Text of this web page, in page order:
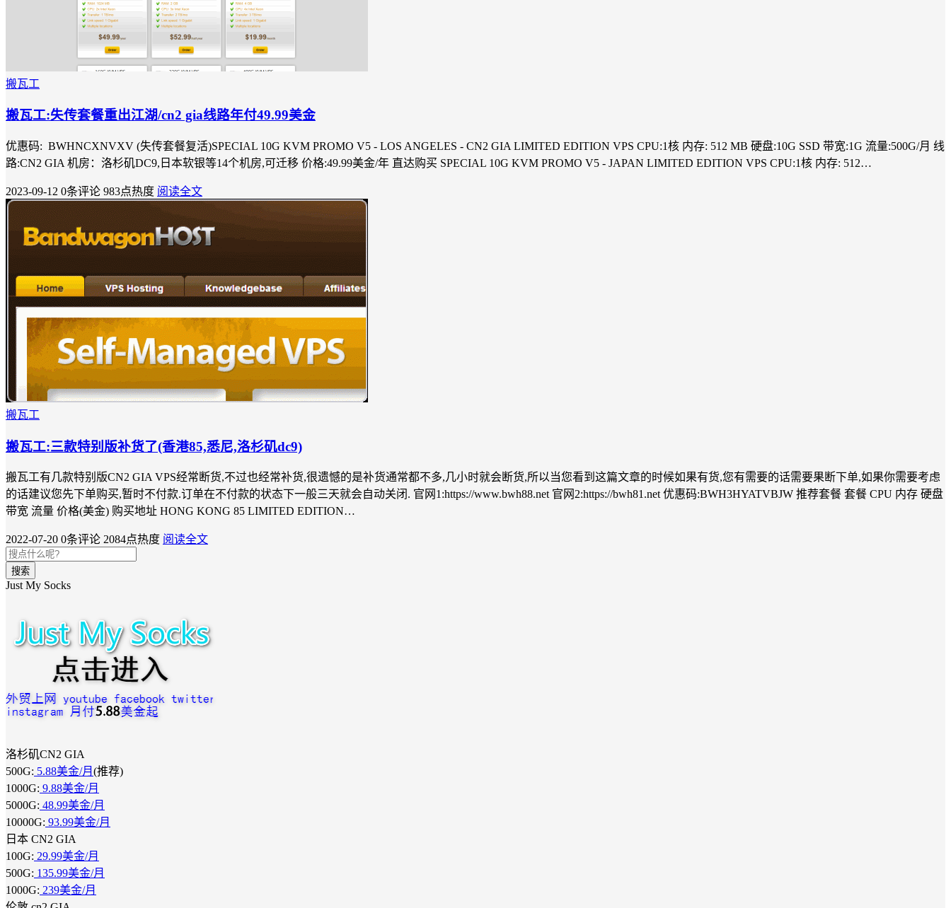
搬瓦工
搬瓦工:失传套餐重出江湖/cn2 gia线路年付49.99美金
优惠码: BWHNCXNVXV (失传套餐复活)SPECIAL 10G KVM PROMO V5 - LOS ANGELES - CN2 GIA LIMITED EDITION VPS CPU:1核 内存: 512 MB 硬盘:10G SSD 带宽:1G 流量:500G/月 线
路:CN2 GIA 机房：洛杉矶DC9,日本软银等14个机房,可迁移 价格:49.99美金/年 直达购买 SPECIAL 10G KVM PROMO V5 - JAPAN LIMITED EDITION VPS CPU:1核 内存: 512…
2023-09-12 0条评论 983点热度 阅读全文
搬瓦工
搬瓦工:三款特别版补货了(香港85,悉尼,洛杉矶dc9)
搬瓦工有几款特别版CN2 GIA VPS经常断货,不过也经常补货,很遗憾的是补货通常都不多,几小时就会断货,所以当您看到这篇文章的时候如果有货,您有需要的话需要果断下单,如果你需要考虑
的话建议您先下单购买,暂时不付款.订单在不付款的状态下一般三天就会自动关闭. 官网1:https://www.bwh88.net 官网2:https://bwh81.net 优惠码:BWH3HYATVBJW 推荐套餐 套餐 CPU 内存 硬盘
带宽 流量 价格(美金) 购买地址 HONG KONG 85 LIMITED EDITION…
2022-07-20 0条评论 2084点热度 阅读全文
搜索
Just My Socks
洛杉矶CN2 GIA
500G: 5.88美金/月 (推荐)
1000G: 9.88美金/月
5000G: 48.99美金/月
10000G: 93.99美金/月
日本 CN2 GIA
100G: 29.99美金/月
500G: 135.99美金/月
1000G: 239美金/月